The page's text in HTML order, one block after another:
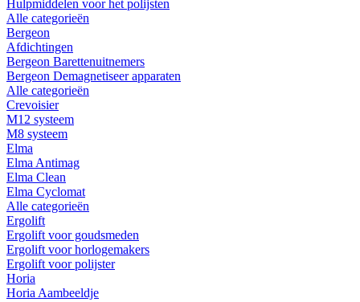
Hulpmiddelen voor het polijsten
Alle categorieën
Bergeon
Afdichtingen
Bergeon Barettenuitnemers
Bergeon Demagnetiseer apparaten
Alle categorieën
Crevoisier
M12 systeem
M8 systeem
Elma
Elma Antimag
Elma Clean
Elma Cyclomat
Alle categorieën
Ergolift
Ergolift voor goudsmeden
Ergolift voor horlogemakers
Ergolift voor polijster
Horia
Horia Aambeeldje